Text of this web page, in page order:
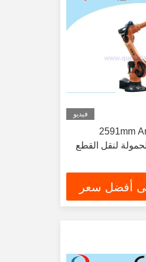
فيديو
2591mm Arm Industrial Robot
أفضل سعر